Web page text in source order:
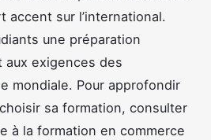
accent sur l’international.
une préparation
exigences des
mondiale. Pour approfondir
sa formation, consulter
à la formation en commerce